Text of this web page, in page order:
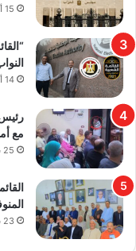
15 أكتوبر 2025
14 أكتوبر 2025
مع
25 سبتمبر 2025
23 سبتمبر 2025